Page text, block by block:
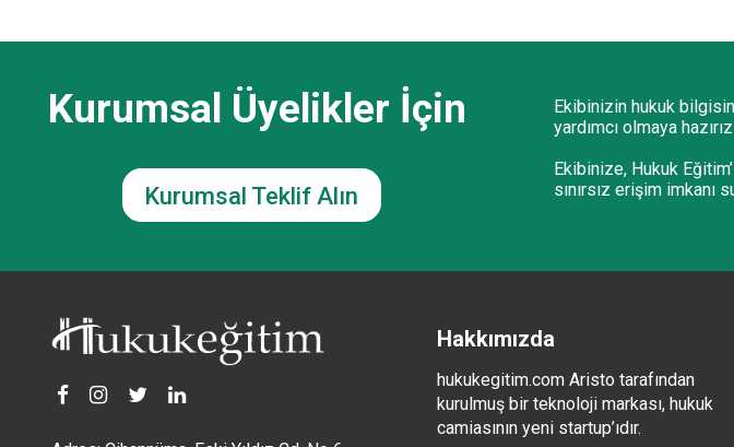
Kurumsal Üyelikler İçin
Kurumsal Teklif Alın
Ekibinizin hukuk
yardımcı olmaya
Ekibinize, Hukuk
sınırsız erişim imkanı
Hakkımızda
hukukegitim.com Aristo tarafından
kurulmuş bir teknoloji markası, hukuk
camiasının yeni startup’ıdır.